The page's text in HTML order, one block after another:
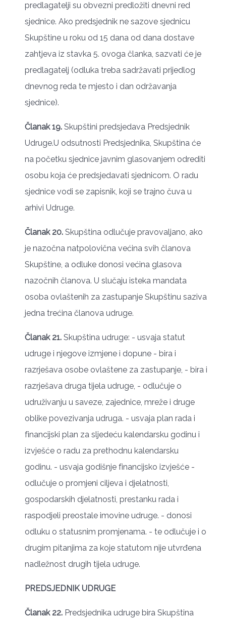
predlagatelji su obvezni predložiti dnevni red
sjednice. Ako predsjednik ne sazove sjednicu
Skupštine u roku od 15 dana od dana dostave
zahtjeva iz stavka 5. ovoga članka, sazvati će je
predlagatelj (odluka treba sadržavati prijedlog
dnevnog reda te mjesto i dan održavanja
sjednice).
Članak 19. Skupštini predsjedava Predsjednik
Udruge.U odsutnosti Predsjednika, Skupština će
na početku sjednice javnim glasovanjem odrediti
osobu koja će predsjedavati sjednicom. O radu
sjednice vodi se zapisnik, koji se trajno čuva u
arhivi Udruge.
Članak 20. Skupština odlučuje pravovaljano, ako
je nazočna natpolovična većina svih članova
Skupštine, a odluke donosi većina glasova
nazočnih članova. U slučaju isteka mandata
osoba ovlaštenih za zastupanje Skupštinu saziva
jedna trećina članova udruge.
Članak 21. Skupština udruge: - usvaja statut
udruge i njegove izmjene i dopune - bira i
razrješava osobe ovlaštene za zastupanje, - bira i
razrješava druga tijela udruge, - odlučuje o
udruživanju u saveze, zajednice, mreže i druge
oblike povezivanja udruga. - usvaja plan rada i
financijski plan za sljedeću kalendarsku godinu i
izvješće o radu za prethodnu kalendarsku
godinu. - usvaja godišnje financijsko izvješće -
odlučuje o promjeni ciljeva i djelatnosti,
gospodarskih djelatnosti, prestanku rada i
raspodjeli preostale imovine udruge. - donosi
odluku o statusnim promjenama. - te odlučuje i o
drugim pitanjima za koje statutom nije utvrđena
nadležnost drugih tijela udruge.
PREDSJEDNIK UDRUGE
Članak 22. Predsjednika udruge bira Skupština